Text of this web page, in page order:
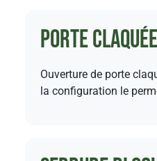
Porte claquée
Ouverture de porte
la configuration le